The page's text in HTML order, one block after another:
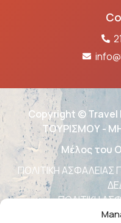
Copyright © Travel
ΤΟΥΡΙΣΜΟΥ -
Μέλος του
ΠΟΛΙΤΙΚΗ
ΠΟΛΙΤΙΚΗ
ΔΗΛΩΣΗ